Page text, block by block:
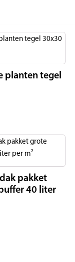
planten tegel
pakket
40 liter